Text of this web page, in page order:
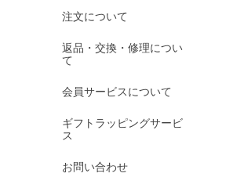
注文について
返品・交換・修理につい
て
会員サービスについて
ギフトラッピングサービ
ス
お問い合わせ